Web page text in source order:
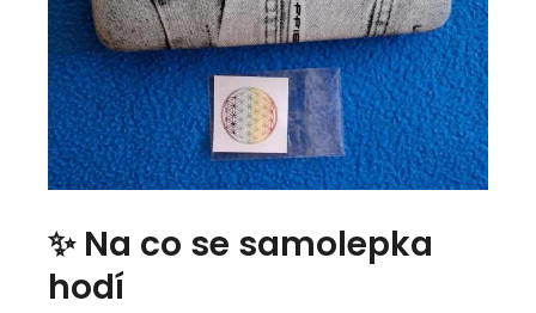
✨ Na co se samolepka
hodí